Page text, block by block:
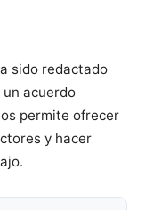
sido redactado
acuerdo
permite ofrecer
y hacer